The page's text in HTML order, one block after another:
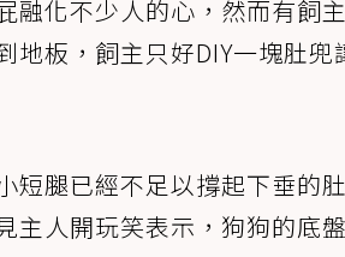
融化不少人的心，然而有飼
地板，飼主只好DIY一塊肚兜
短腿已經不足以撐起下垂的
主人開玩笑表示，狗狗的底